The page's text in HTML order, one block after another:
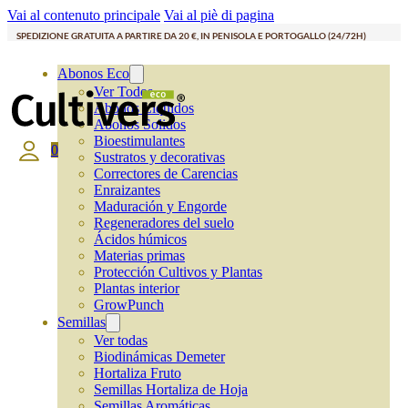
Vai al contenuto principale Vai al piè di pagina
SPEDIZIONE GRATUITA A PARTIRE DA 20 €, IN PENISOLA E PORTOGALLO (24/72H)
Abonos Eco
Ver Todos
Abonos Líquidos
Abonos Solidos
Bioestimulantes
Sustratos y decorativas
Correctores de Carencias
Enraizantes
Maduración y Engorde
Regeneradores del suelo
Ácidos húmicos
Materias primas
Protección Cultivos y Plantas
Plantas interior
GrowPunch
Semillas
Ver todas
Biodinámicas Demeter
Hortaliza Fruto
Semillas Hortaliza de Hoja
0